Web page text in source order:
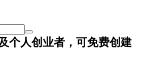
个人创业者，可免费创建